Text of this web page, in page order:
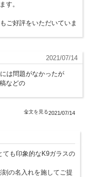
す。
ご好評をいただいていま
2021/07/14
は問題がなかったが
などの
2021/07/14
ても印象的なK9ガラスの
刻の名入れを施してご提